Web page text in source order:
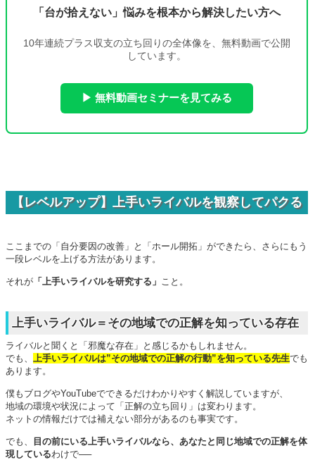
「台が拾えない」悩みを根本から解決したい方へ
10年連続プラス収支の立ち回りの全体像を、無料動画で公開
しています。
▶ 無料動画セミナーを見てみる
【レベルアップ】上手いライバルを観察してパクる
ここまでの「自分要因の改善」と「ホール開拓」ができたら、さらにもう
一段レベルを上げる方法があります。
それが 「上手いライバルを研究する」 こと。
上手いライバル＝その地域での正解を知っている存在
ライバルと聞くと「邪魔な存在」と感じるかもしれません。
でも、
上手いライバルは”その地域での正解の行動”を知っている先生でも
あります。
僕もブログやYouTubeでできるだけわかりやすく解説していますが、
地域の環境や状況によって「正解の立ち回り」は変わります。
ネットの情報だけでは補えない部分があるのも事実です。
でも、
目の前にいる上手いライバルなら、あなたと同じ地域での正解を体
現しているわけで──